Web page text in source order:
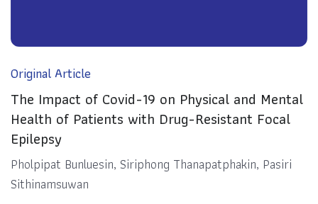
Original Article
The Impact of Covid-19 on Physical and Mental
Health of Patients with Drug-Resistant Focal
Epilepsy
Pholpipat Bunluesin, Siriphong Thanapatphakin, Pasiri
Sithinamsuwan